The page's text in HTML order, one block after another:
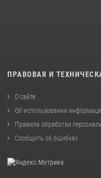
ПРАВОВАЯ И
О сайте
Об использовании
Правила обработки
Сообщить об ошибках